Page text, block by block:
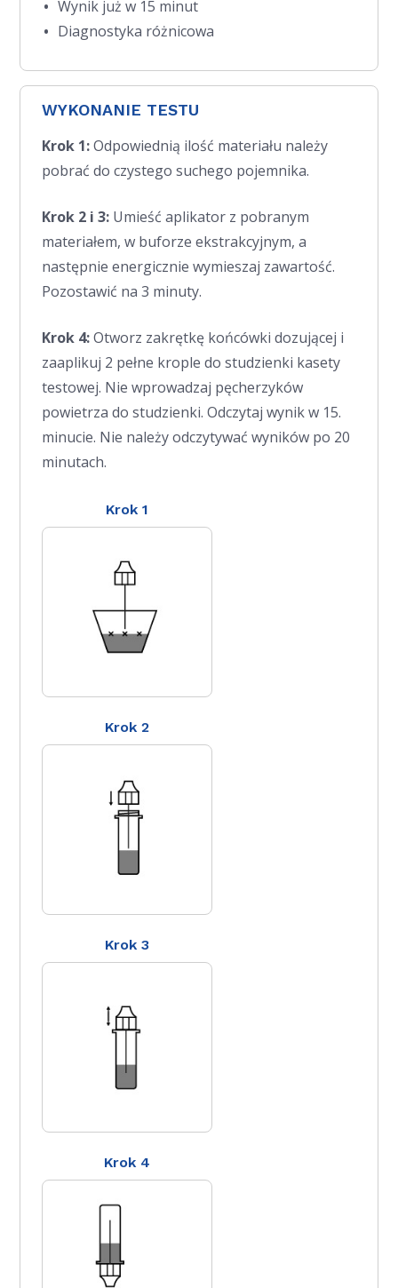
Wynik już w 15 minut
Diagnostyka różnicowa
WYKONANIE TESTU
Krok 1:Odpowiednią ilość materiału należy
pobrać do czystego suchego pojemnika.
Krok 2 i 3: Umieść aplikator z pobranym
materiałem, w buforze ekstrakcyjnym, a
następnie energicznie wymieszaj zawartość.
Pozostawić na 3 minuty.
Krok 4:Otworz zakrętkę końcówki dozującej i
zaaplikuj 2 pełne krople do studzienki kasety
testowej. Nie wprowadzaj pęcherzyków
powietrza do studzienki. Odczytaj wynik w 15.
minucie. Nie należy odczytywać wyników po 20
minutach.
Krok 1
Krok 2
Krok 3
Krok 4